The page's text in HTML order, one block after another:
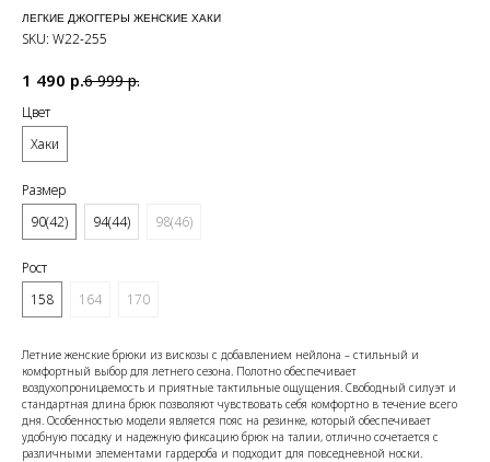
ЛЕГКИЕ ДЖОГГЕРЫ ЖЕНСКИЕ ХАКИ
SKU: W22-255
1 490 р.6 999 р.
Цвет
Хаки
Размер
90(42)
94(44) 98(46)
Рост
158
164 170
Летние женские брюки из вискозы с добавлением нейлона – стильный и
комфортный выбор для летнего сезона. Полотно обеспечивает
воздухопроницаемость и приятные тактильные ощущения. Свободный силуэт и
стандартная длина брюк позволяют чувствовать себя комфортно в течение всего
дня. Особенностью модели является пояс на резинке, который обеспечивает
удобную посадку и надежную фиксацию брюк на талии, отлично сочетается с
различными элементами гардероба и подходит для повседневной носки.